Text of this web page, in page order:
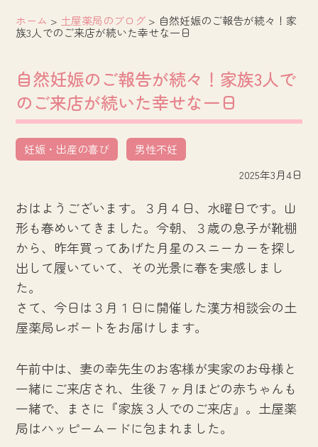
ホーム > 土屋薬局のブログ > 自然妊娠のご報告が続々！家
族3人でのご来店が続いた幸せな一日
自然妊娠のご報告が続々！家族3人で
のご来店が続いた幸せな一日
妊娠・出産の喜び
男性不妊
2025年3月4日
おはようございます。３月４日、水曜日です。山
形も春めいてきました。今朝、３歳の息子が靴棚
から、昨年買ってあげた月星のスニーカーを探し
出して履いていて、その光景に春を実感しまし
た。
さて、今日は３月１日に開催した漢方相談会の土
屋薬局レポートをお届けします。
午前中は、妻の幸先生のお客様が実家のお母様と
一緒にご来店され、生後７ヶ月ほどの赤ちゃんも
一緒で、まさに『家族３人でのご来店』。土屋薬
局はハッピームードに包まれました。